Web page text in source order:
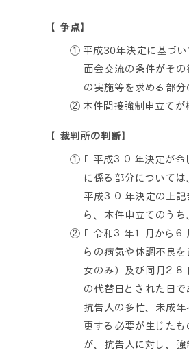
【争点】
① 平成30年決定に基づい
面会交流の条件がそ
の実施等を求める部分
② 本件間接強制申立てが
【裁判所の判断】
① 「平成３０年決定が命
に係る部分について
平成３０年決定の上
ら、本件申立てのう
② 「令和３年１月から６
らの病気や体調不良
女のみ）及び同月２
の代替日とされた日
抗告人の多忙、未成
更する必要が生じた
が、抗告人に対し、